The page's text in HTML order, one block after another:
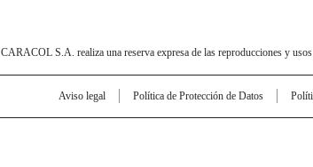
CARACOL S.A. realiza una reserva expresa de las reproducciones y
Aviso legal Política de Protección de Datos